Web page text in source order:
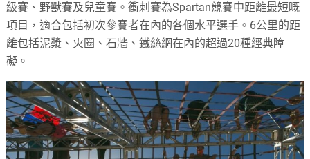
級賽、野獸賽及兒童賽。衝刺賽為Spartan競賽中距離最短嘅
項目，適合包括初次參賽者在內的各個水平選手。6公里的距
離包括泥漿、火圈、石牆、鐵絲網在內的超過20種經典障
礙。